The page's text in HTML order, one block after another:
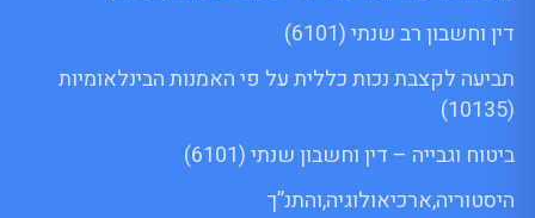
דין וחשבון רב שנתי (6101)
תביעה לקצבת נכות כללית על פי האמנות הבינלאומיות
(10135)
ביטוח וגבייה – דין וחשבון שנתי (6101)
היסטוריה,ארכיאולוגיה,והתנ”ך